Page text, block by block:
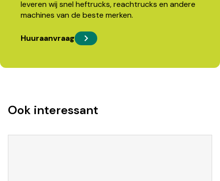
leveren wij snel heftrucks, reachtrucks en andere
machines van de beste merken.
Huuraanvraag
Ook interessant